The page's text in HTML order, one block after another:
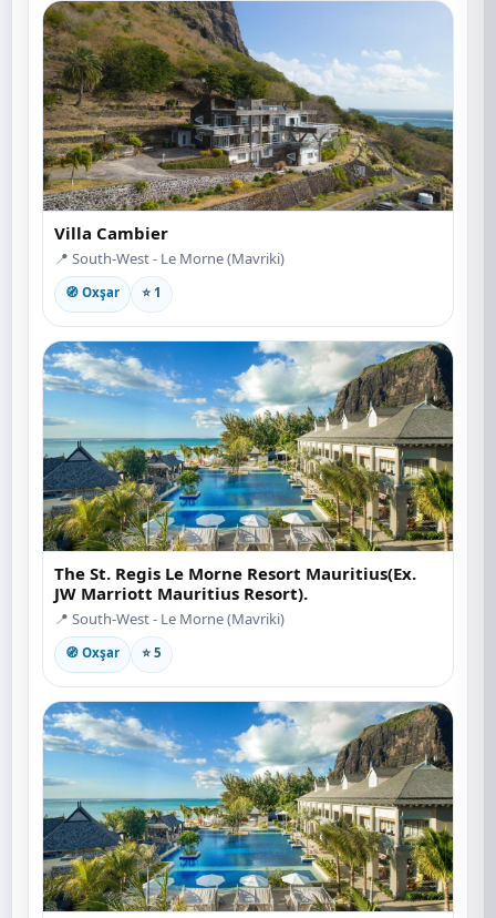
Villa Cambier
📍 South-West - Le Morne (Mavriki)
🧭 Oxşar ⭐ 1
The St. Regis Le Morne Resort Mauritius(Ex.
JW Marriott Mauritius Resort).
📍 South-West - Le Morne (Mavriki)
🧭 Oxşar ⭐ 5